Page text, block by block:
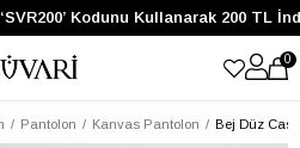
Kodunu Kullanarak 200 TL
0
Pantolon Kanvas Pantolon Bej Düz